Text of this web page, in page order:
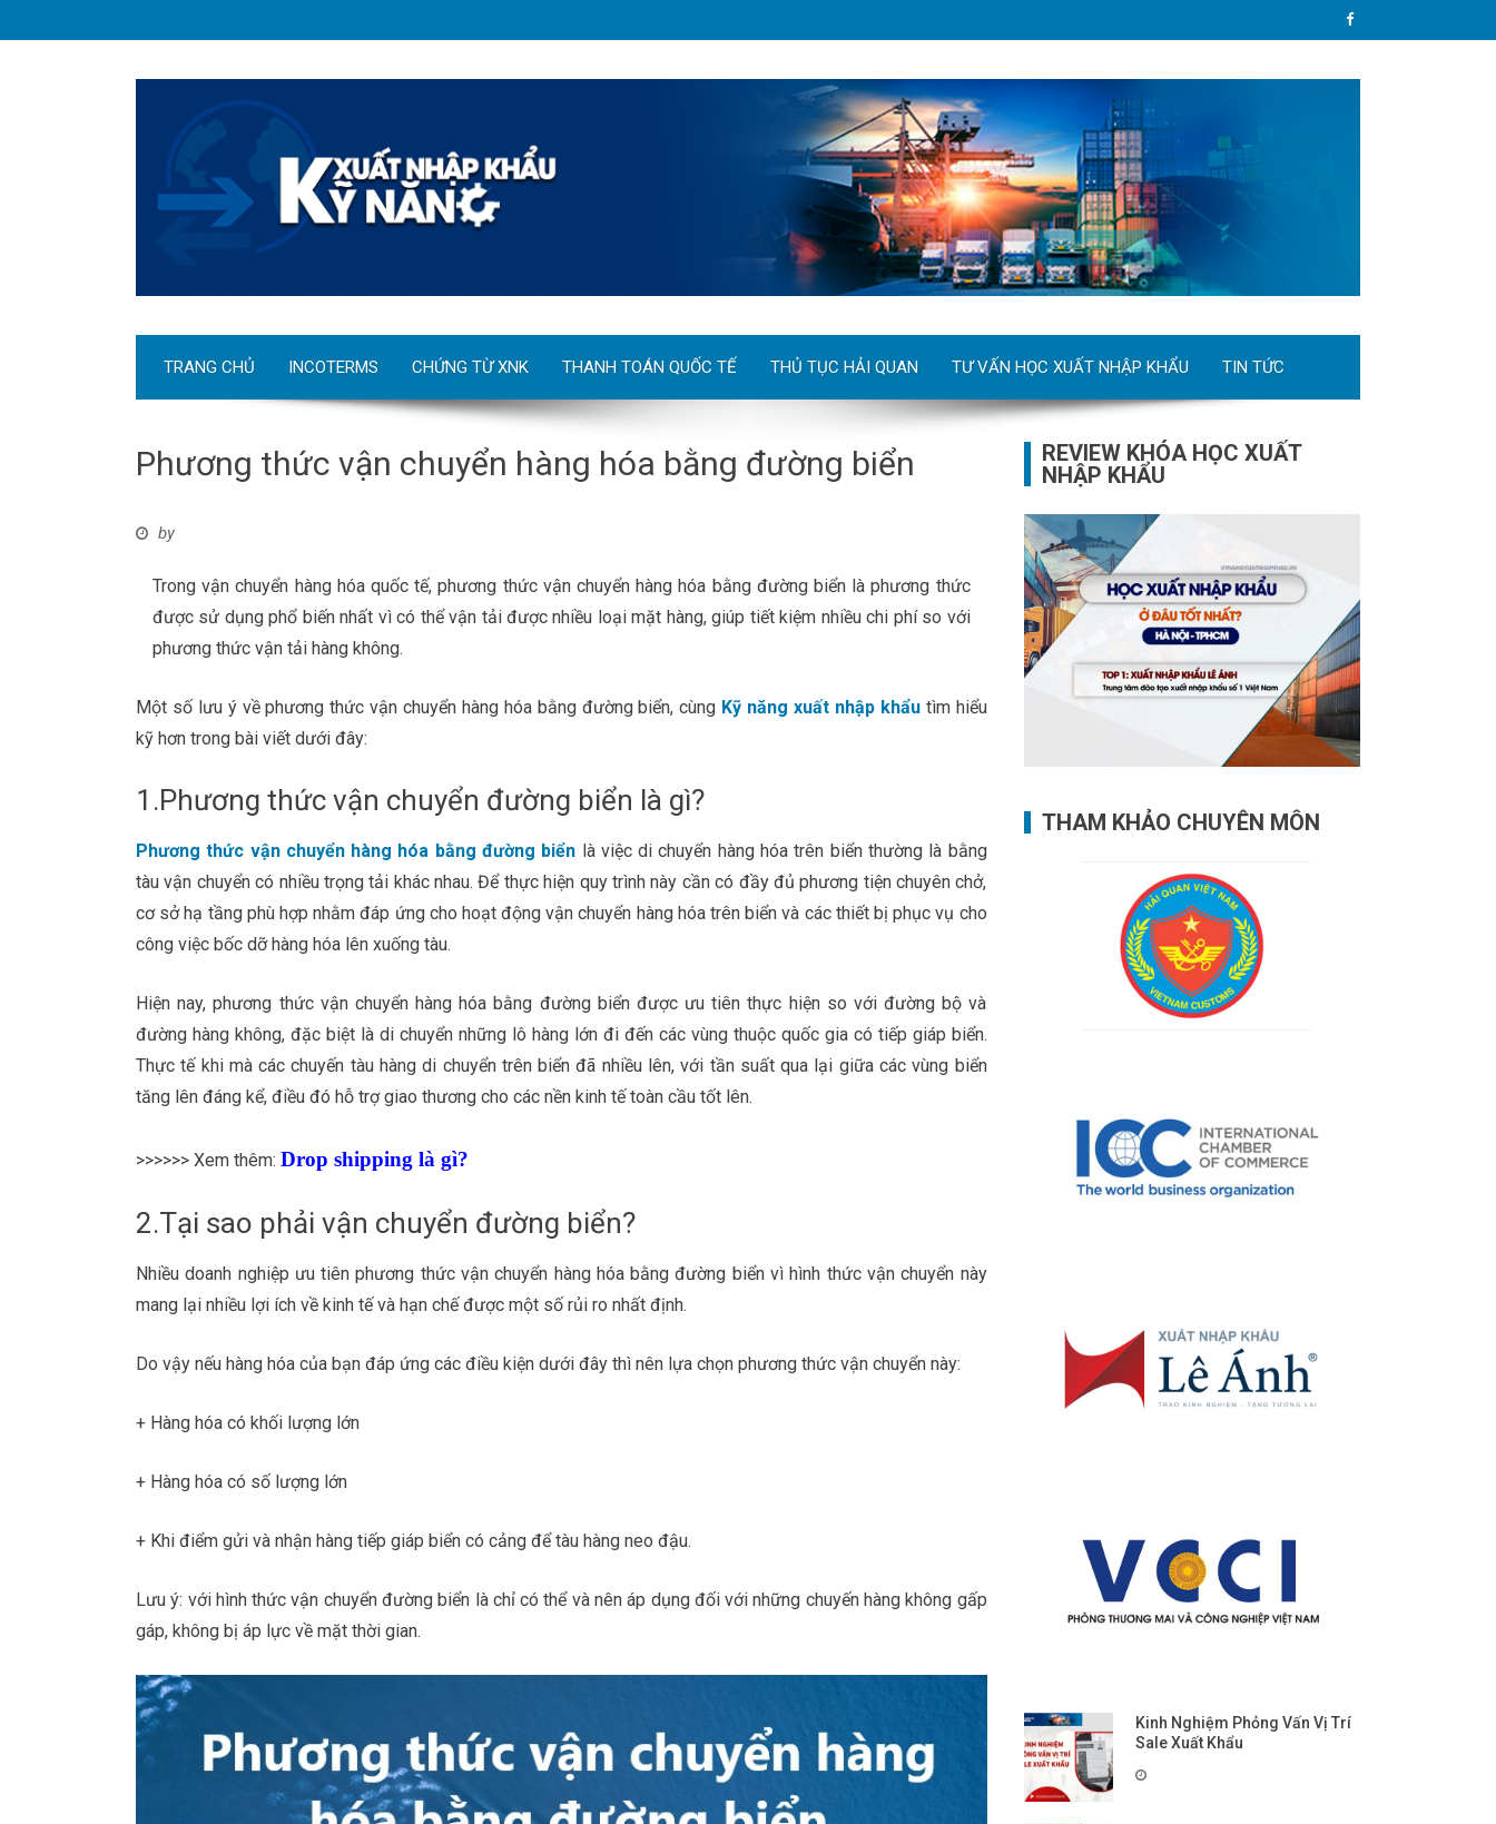
TRANG CHỦ INCOTERMS CHỨNG TỪ XNK THANH TOÁN QUỐC TẾ THỦ TỤC HẢI QUAN TƯ VẤN HỌC XUẤT NHẬP KHẨU TIN TỨC
Phương thức vận chuyển hàng hóa bằng đường biển
by
Trong vận chuyển hàng hóa quốc tế, phương thức vận chuyển hàng hóa bằng đường biển là phương thức
được sử dụng phổ biến nhất vì có thể vận tải được nhiều loại mặt hàng, giúp tiết kiệm nhiều chi phí so với
phương thức vận tải hàng không.
Một số lưu ý về phương thức vận chuyển hàng hóa bằng đường biển, cùng Kỹ năng xuất nhập khẩutìm hiểu
kỹ hơn trong bài viết dưới đây:
1.Phương thức vận chuyển đường biển là gì?
Phương thức vận chuyển hàng hóa bằng đường biển là việc di chuyển hàng hóa trên biển thường là bằng
tàu vận chuyển có nhiều trọng tải khác nhau. Để thực hiện quy trình này cần có đầy đủ phương tiện chuyên chở,
cơ sở hạ tầng phù hợp nhằm đáp ứng cho hoạt động vận chuyển hàng hóa trên biển và các thiết bị phục vụ cho
công việc bốc dỡ hàng hóa lên xuống tàu.
Hiện nay, phương thức vận chuyển hàng hóa bằng đường biển được ưu tiên thực hiện so với đường bộ và
đường hàng không, đặc biệt là di chuyển những lô hàng lớn đi đến các vùng thuộc quốc gia có tiếp giáp biển.
Thực tế khi mà các chuyến tàu hàng di chuyển trên biển đã nhiều lên, với tần suất qua lại giữa các vùng biển
tăng lên đáng kể, điều đó hỗ trợ giao thương cho các nền kinh tế toàn cầu tốt lên.
>>>>>> Xem thêm: Drop shipping là gì?
2.Tại sao phải vận chuyển đường biển?
Nhiều doanh nghiệp ưu tiên phương thức vận chuyển hàng hóa bằng đường biển vì hình thức vận chuyển này
mang lại nhiều lợi ích về kinh tế và hạn chế được một số rủi ro nhất định.
Do vậy nếu hàng hóa của bạn đáp ứng các điều kiện dưới đây thì nên lựa chọn phương thức vận chuyển này:
+ Hàng hóa có khối lượng lớn
+ Hàng hóa có số lượng lớn
+ Khi điểm gửi và nhận hàng tiếp giáp biển có cảng để tàu hàng neo đậu.
Lưu ý: với hình thức vận chuyển đường biển là chỉ có thể và nên áp dụng đối với những chuyến hàng không gấp
gáp, không bị áp lực về mặt thời gian.
REVIEW KHÓA HỌC XUẤT
NHẬP KHẨU
THAM KHẢO CHUYÊN MÔN
Kinh Nghiệm Phỏng Vấn Vị Trí
Sale Xuất Khẩu